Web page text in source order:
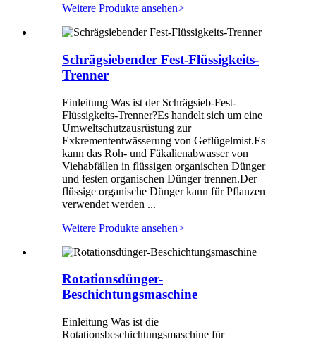
Weitere Produkte ansehen>
Schrägsiebender Fest-Flüssigkeits-
Trenner
Einleitung Was ist der Schrägsieb-Fest-
Flüssigkeits-Trenner?Es handelt sich um eine
Umweltschutzausrüstung zur
Exkremententwässerung von Geflügelmist.Es
kann das Roh- und Fäkalienabwasser von
Viehabfällen in flüssigen organischen Dünger
und festen organischen Dünger trennen.Der
flüssige organische Dünger kann für Pflanzen
verwendet werden ...
Weitere Produkte ansehen>
Rotationsdünger-
Beschichtungsmaschine
Einleitung Was ist die
Rotationsbeschichtungsmaschine für